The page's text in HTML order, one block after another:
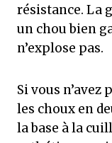
résistance. La
un chou bien
n’explose pas.
Si vous n’avez
les choux en
la base à la